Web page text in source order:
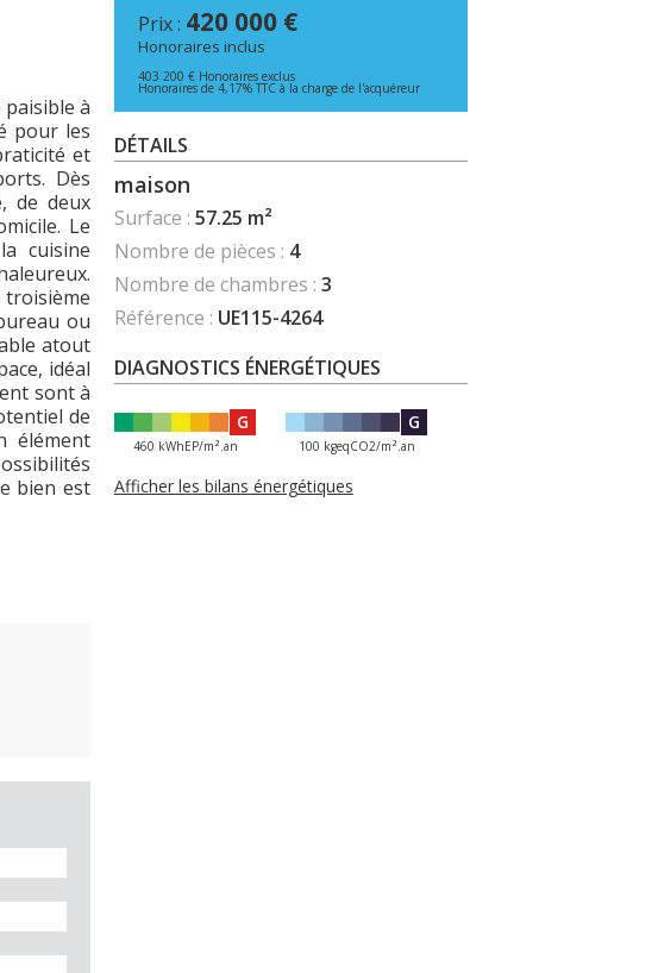
paisible à
pour les
et
Dès
de deux
Le
cuisine
troisième
ou
atout
idéal
sont à
de
élément
bien est
Prix : 420 000 €
Honoraires inclus
403 200 € Honoraires exclus
Honoraires de 4,17% TTC à la charge de l'acquéreur
DÉTAILS
maison
Surface : 57.25 m²
Nombre de pièces : 4
Nombre de chambres : 3
Référence : UE115-4264
DIAGNOSTICS ÉNERGÉTIQUES
G
460 kWhEP/m².an
G
100 kgeqCO2/m².an
Afficher les bilans énergétiques